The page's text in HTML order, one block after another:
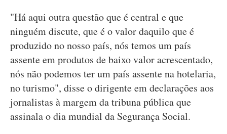
"Há aqui outra questão que é central e que
ninguém discute, que é o valor daquilo que é
produzido no nosso país, nós temos um país
assente em produtos de baixo valor acrescentado,
nós não podemos ter um país assente na hotelaria,
no turismo", disse o dirigente em declarações aos
jornalistas à margem da tribuna pública que
assinala o dia mundial da Segurança Social.